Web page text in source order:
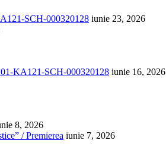
SCH-000320128 iunie 23, 2026
KA121-SCH-000320128 iunie 16, 2026
8, 2026
/ Premierea iunie 7, 2026